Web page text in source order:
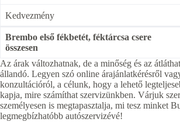
Kedvezmény
Brembo első fékbetét, féktárcsa csere
összesen
Az árak változhatnak, de a minőség és az
állandó. Legyen szó online árajánlatkérésről
konzultációról, a célunk, hogy a lehető
kapja, mire számíthat szervizünkben. Várjuk
személyesen is megtapasztalja, mi tesz minket
legmegbízhatóbb autószervizévé!